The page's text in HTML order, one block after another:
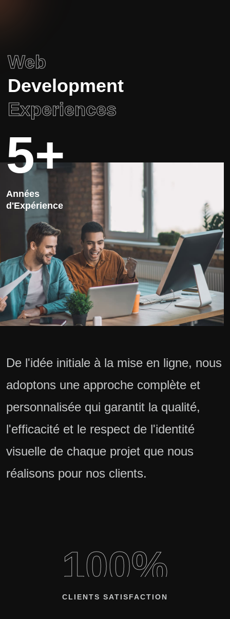
Web
Development
Experiences
5+
Années
d'Expérience
De l'idée initiale à la mise en ligne, nous
adoptons une approche complète et
personnalisée qui garantit la qualité,
l'efficacité et le respect de l'identité
visuelle de chaque projet que nous
réalisons pour nos clients.
100%
CLIENTS SATISFACTION